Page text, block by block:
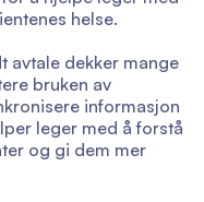
helse.
avtale dekker mange
bruken av
informasjon
leger med å forstå
og gi dem mer